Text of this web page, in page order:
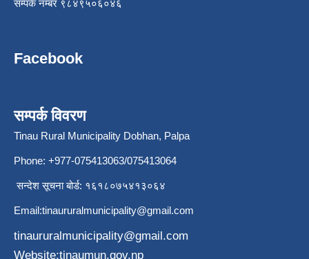
सम्पर्क नम्बर ९८४९५०६०४६
Facebook
सम्पर्क विवरण
Tinau Rural Municipality Dobhan, Palpa
Phone: +977-075413063/075413064
सन्देश सूचना बोर्ड: १६१८०७५४१३०६४
Email:tinaururalmunicipality@gmail.com
tinaururalmunicipality@gmail.com
Website:tinaumun.gov.np